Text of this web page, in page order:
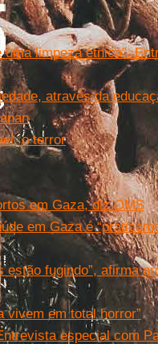
limpeza étnica”.
através da
o terror
em Gaza, diz OMS
em Gaza é
fugindo”, afirma
vivem em total horror”
especial com